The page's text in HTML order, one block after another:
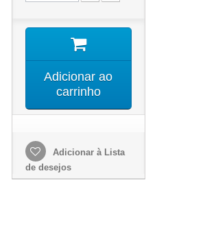
Adicionar ao
carrinho
Adicionar à Lista
de desejos